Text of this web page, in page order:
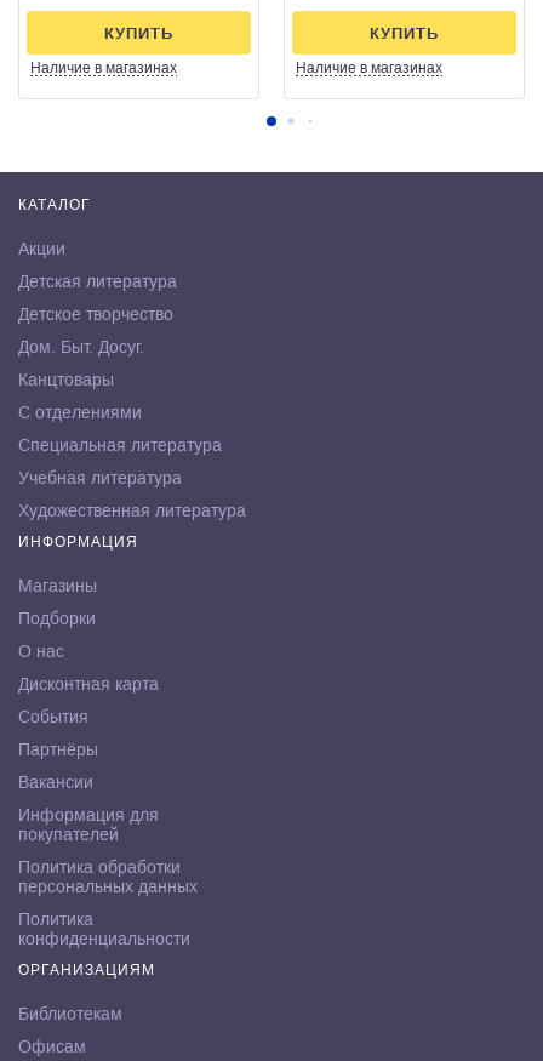
Наличие в магазинах
КУПИТЬ
Наличие в магазинах
КУПИТЬ
КАТАЛОГ
Акции
Детская литература
Детское творчество
Дом. Быт. Досуг.
Канцтовары
С отделениями
Специальная литература
Учебная литература
Художественная литература
ИНФОРМАЦИЯ
Магазины
Подборки
О нас
Дисконтная карта
События
Партнёры
Вакансии
Информация для
покупателей
Политика обработки
персональных данных
Политика
конфиденциальности
ОРГАНИЗАЦИЯМ
Библиотекам
Офисам